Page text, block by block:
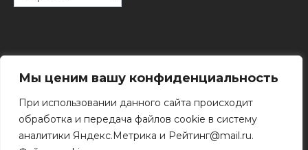
Мы ценим вашу конфиденциальность
При использовании данного сайта происходит
обработка и передача файлов cookie в систему
аналитики Яндекс.Метрика и Рейтинг@mail.ru.